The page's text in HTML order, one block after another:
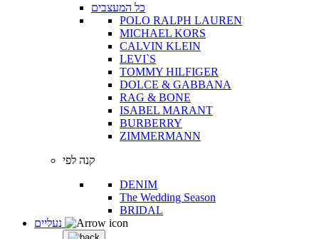
כל המעצבים
POLO RALPH LAUREN
MICHAEL KORS
CALVIN KLEIN
LEVI`S
TOMMY HILFIGER
DOLCE & GABBANA
RAG & BONE
ISABEL MARANT
BURBERRY
ZIMMERMANN
קנה לפי
DENIM
The Wedding Season
BRIDAL